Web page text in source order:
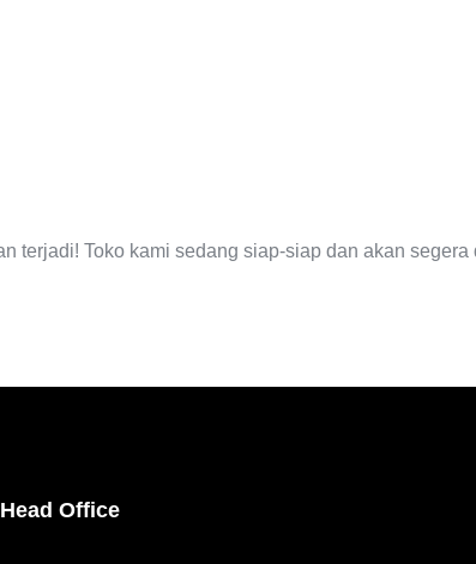
terjadi! Toko kami sedang siap-siap dan akan segera
Head Office